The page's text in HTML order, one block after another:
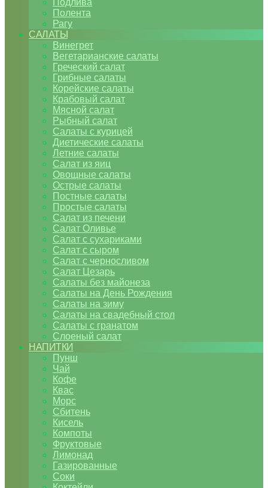
Подлива
Полента
Рагу
САЛАТЫ
Винегрет
Вегетарианские салаты
Греческий салат
Грибные салаты
Корейские салаты
Крабовый салат
Мясной салат
Рыбный салат
Салаты с курицей
Диетические салаты
Летние салаты
Салат из яиц
Овощные салаты
Острые салаты
Постные салаты
Простые салаты
Салат из печени
Салат Оливье
Салат с сухариками
Салат с сыром
Салат с черносливом
Салат Цезарь
Салаты без майонеза
Салаты на День Рождения
Салаты на зиму
Салаты на свадебный стол
Салаты с гранатом
Слоеный салат
НАПИТКИ
Пунш
Чай
Кофе
Квас
Морс
Сбитень
Кисель
Компоты
Фруктовые
Лимонад
Газированные
Соки